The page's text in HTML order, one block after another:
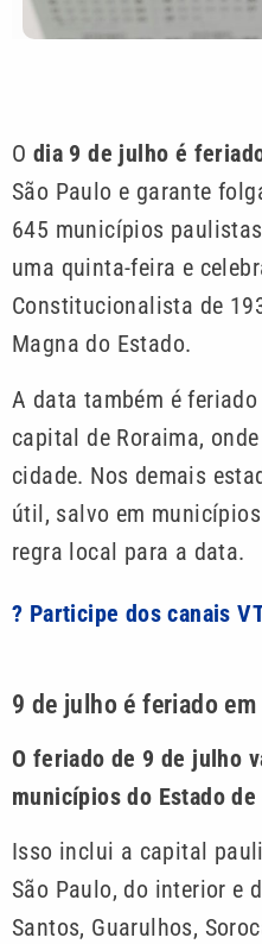
O dia 9 de julho é
São Paulo e garante
645 municípios
uma quinta-feira e
Constitucionalista de
Magna do Estado.
A data também é
capital de Roraima,
cidade. Nos demais
útil, salvo em
regra local para a data.
? Participe dos canais
9 de julho é feriado
O feriado de 9 de julho
municípios do Estado de
Isso inclui a capital
São Paulo, do interior e
Santos, Guarulhos,